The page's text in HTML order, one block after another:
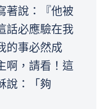
著說：『他被
話必應驗在我
的事必然成
啊，請看！這
說：「夠